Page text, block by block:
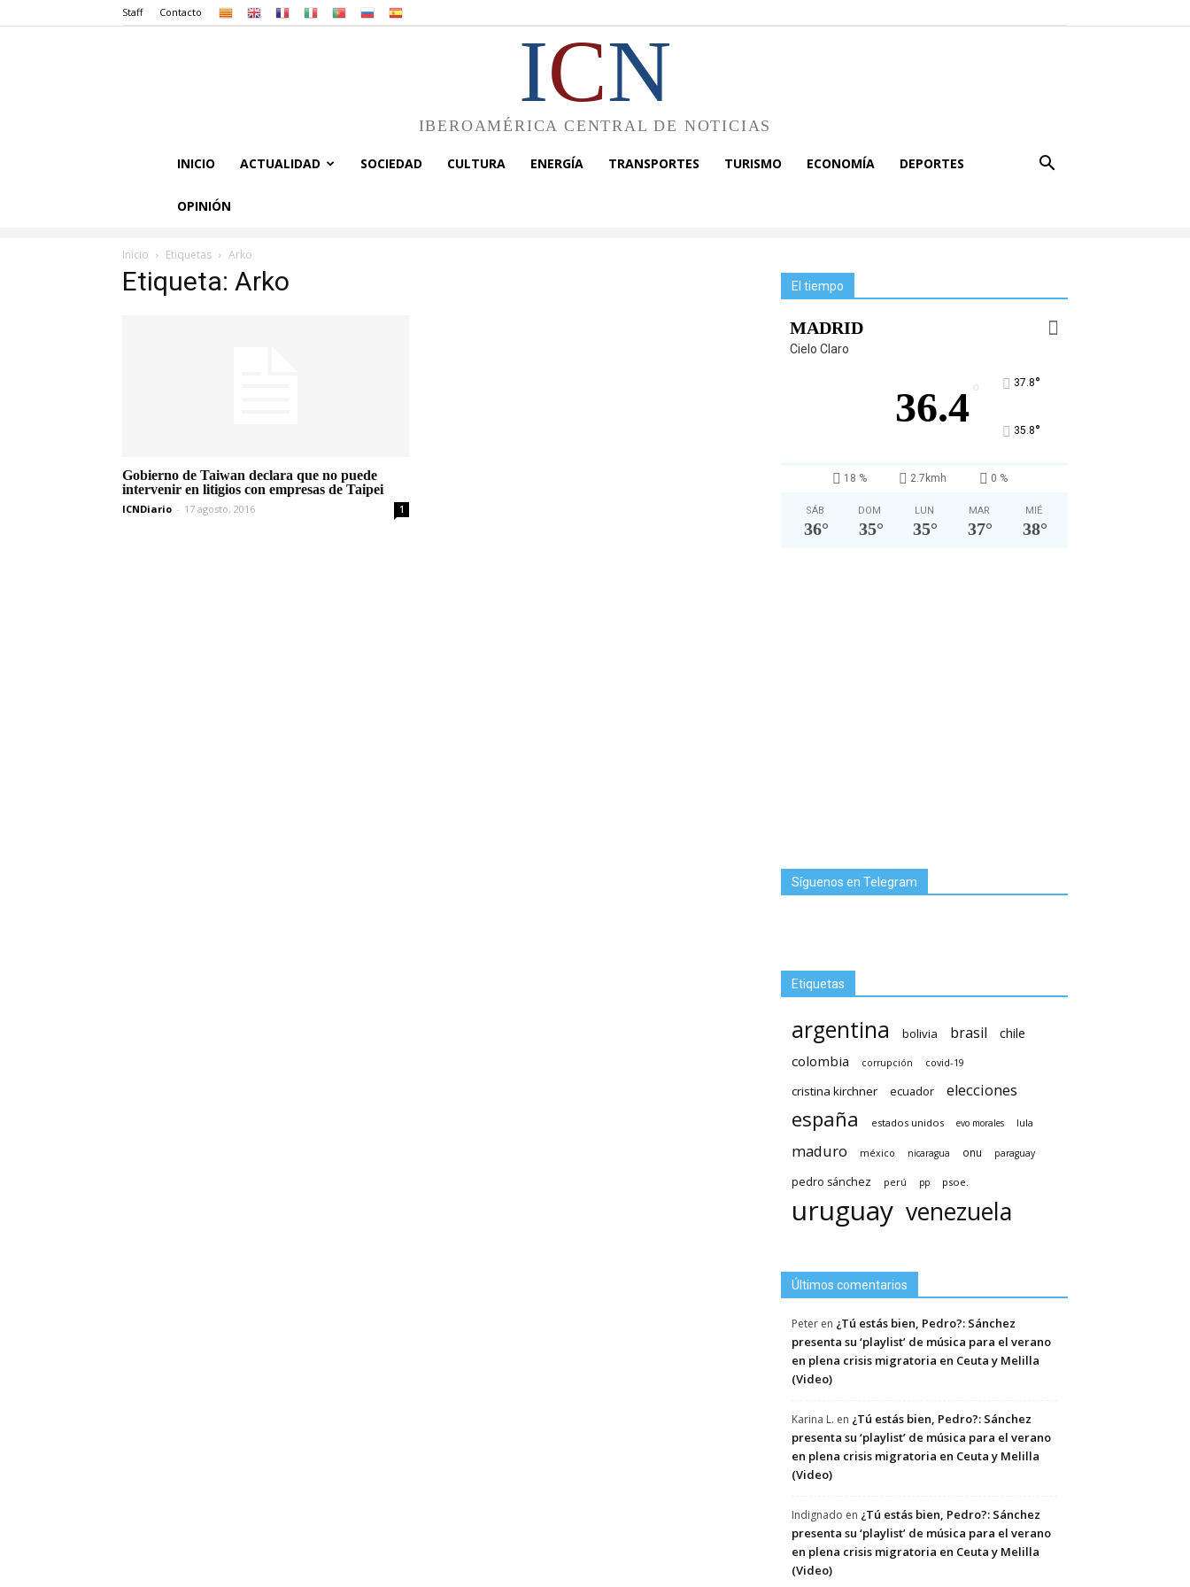
Staff Contacto
ICN
IBEROAMÉRICA CENTRAL DE NOTICIAS
INICIO ACTUALIDAD SOCIEDAD CULTURA ENERGÍA TRANSPORTES TURISMO ECONOMÍA DEPORTES
OPINIÓN
Inicio Etiquetas Arko
Etiqueta: Arko
Gobierno de Taiwan declara que no puede
intervenir en litigios con empresas de Taipei
ICNDiario - 17 agosto, 2016 1
El tiempo
MADRID
Cielo Claro
36.4° 37.8°
35.8°
18 % 2.7kmh 0 %
SÁB
36°
DOM
35°
LUN
35°
MAR
37°
MIÉ
38°
Síguenos en Telegram
Etiquetas
argentina bolivia brasil
chile
colombia
corrupción covid-19
cristina kirchner ecuador elecciones
españa estados unidos evo morales lula
maduro méxico nicaragua onu paraguay
pedro sánchez perú pp psoe.
uruguay venezuela
Últimos comentarios
Peter en ¿Tú estás bien, Pedro?: Sánchez
presenta su ‘playlist’ de música para el verano
en plena crisis migratoria en Ceuta y Melilla
(Video)
Karina L. en ¿Tú estás bien, Pedro?: Sánchez
presenta su ‘playlist’ de música para el verano
en plena crisis migratoria en Ceuta y Melilla
(Video)
Indignado en ¿Tú estás bien, Pedro?: Sánchez
presenta su ‘playlist’ de música para el verano
en plena crisis migratoria en Ceuta y Melilla
(Video)